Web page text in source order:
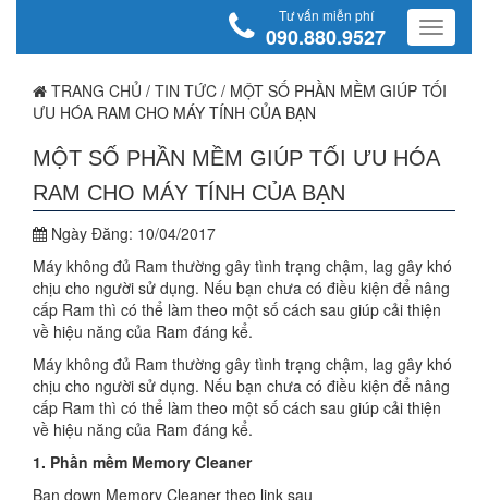
Tư vấn miễn phí
090.880.9527
TRANG CHỦ / TIN TỨC / MỘT SỐ PHẦN MỀM GIÚP TỐI
ƯU HÓA RAM CHO MÁY TÍNH CỦA BẠN
MỘT SỐ PHẦN MỀM GIÚP TỐI ƯU HÓA
RAM CHO MÁY TÍNH CỦA BẠN
Ngày Đăng: 10/04/2017
Máy không đủ Ram thường gây tình trạng chậm, lag gây khó
chịu cho người sử dụng. Nếu bạn chưa có điều kiện để nâng
cấp Ram thì có thể làm theo một số cách sau giúp cải thiện
về hiệu năng của Ram đáng kể.
Máy không đủ Ram thường gây tình trạng chậm, lag gây khó
chịu cho người sử dụng. Nếu bạn chưa có điều kiện để nâng
cấp Ram thì có thể làm theo một số cách sau giúp cải thiện
về hiệu năng của Ram đáng kể.
1. Phần mềm Memory Cleaner
Bạn down Memory Cleaner theo link sau